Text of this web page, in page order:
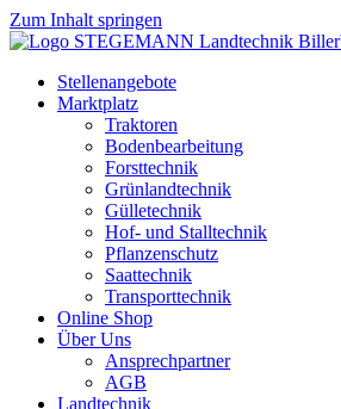
Zum Inhalt springen
Stellenangebote
Marktplatz
Traktoren
Bodenbearbeitung
Forsttechnik
Grünlandtechnik
Gülletechnik
Hof- und Stalltechnik
Pflanzenschutz
Saattechnik
Transporttechnik
Online Shop
Über Uns
Ansprechpartner
AGB
Landtechnik